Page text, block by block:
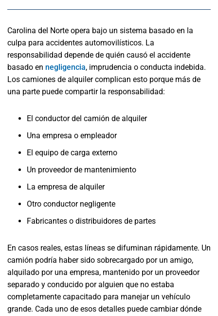
Carolina del Norte opera bajo un sistema basado en la
culpa para accidentes automovilísticos. La
responsabilidad depende de quién causó el accidente
basado en negligencia, imprudencia o conducta indebida.
Los camiones de alquiler complican esto porque más de
una parte puede compartir la responsabilidad:
El conductor del camión de alquiler
Una empresa o empleador
El equipo de carga externo
Un proveedor de mantenimiento
La empresa de alquiler
Otro conductor negligente
Fabricantes o distribuidores de partes
En casos reales, estas líneas se difuminan rápidamente. Un
camión podría haber sido sobrecargado por un amigo,
alquilado por una empresa, mantenido por un proveedor
separado y conducido por alguien que no estaba
completamente capacitado para manejar un vehículo
grande. Cada uno de esos detalles puede cambiar dónde